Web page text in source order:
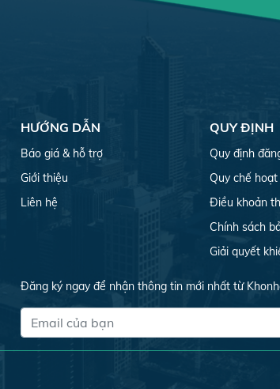
HƯỚNG DẪN
Báo giá & hỗ trợ
Giới thiệu
Liên hệ
QUY ĐỊNH
Quy định
Quy chế
Điều khoản
Chính sách
Giải quyết
Đăng ký ngay để nhận thông tin mới nhất từ